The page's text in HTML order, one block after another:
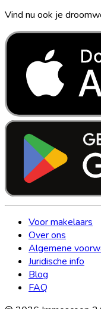
Vind nu ook je
Voor makelaars
Over ons
Algemene
Juridische info
Blog
FAQ